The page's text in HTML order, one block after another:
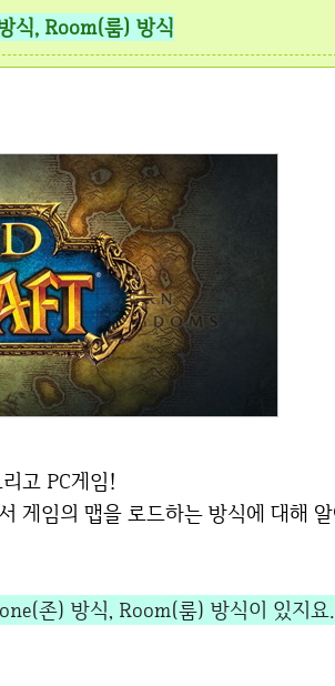
식, Room(룸) 방식
리고 PC게임!
존) 방식, Room(룸) 방식이 있지요.